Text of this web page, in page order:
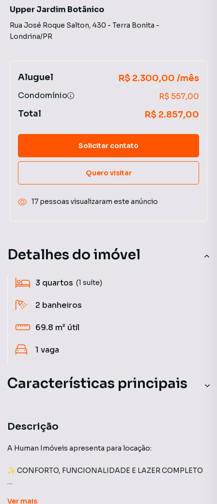
Detalhes do imóvel
3 quartos (1 suíte)
2 banheiros
69.8 m² útil
1 vaga
Características principais
Brinquedoteca
Playground
Armário Cozinha
Descrição
A Human Imóveis apresenta para locação:
✨ CONFORTO, FUNCIONALIDADE E LAZER COMPLETO
Ver mais
Upper Jardim Botânico
Rua José Roque Salton, 430 - Terra Bonita -
Londrina/PR
Aluguel R$ 2.300,00 /mês
Condomínio R$ 557,00
Total R$ 2.857,00
Solicitar contato
Quero visitar
17 pessoas visualizaram este anúncio